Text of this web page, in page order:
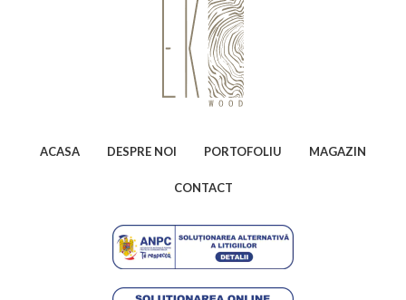
ACASA DESPRE NOI PORTOFOLIU MAGAZIN
CONTACT